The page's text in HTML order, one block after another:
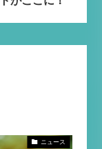
ニュース